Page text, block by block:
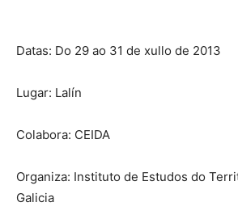
Datas: Do 29 ao 31 de xullo de 2013
Lugar: Lalín
Colabora: CEIDA
Organiza: Instituto de Estudos do
Galicia